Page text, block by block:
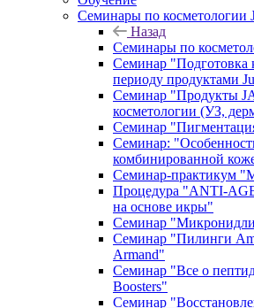
Семинары по косметологии
Назад
Семинары по
Семинар "Подготовка
периоду продуктами
Семинар "Продукты
косметологии (УЗ,
Семинар
Семинар:
комбинированной
Семинар-практикум
Процедура "ANTI-AGE
на основе икры"
Семинар
Семинар "Пилинги
Armand"
Семинар "Все о
Boosters"
Семинар